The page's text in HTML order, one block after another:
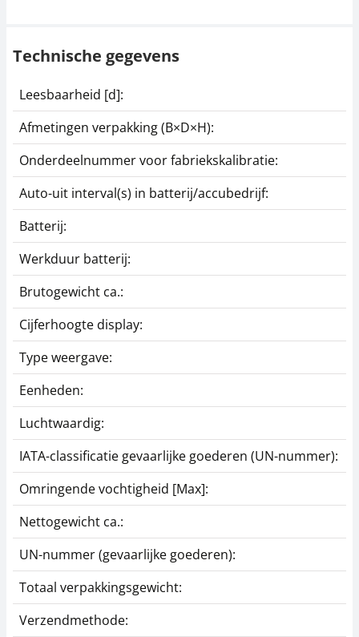
Technische gegevens
Leesbaarheid [d]:
Afmetingen verpakking (B×D×H):
Onderdeelnummer voor fabriekskalibratie:
Auto-uit interval(s) in batterij/accubedrijf:
Batterij:
Werkduur batterij:
Brutogewicht ca.:
Cijferhoogte display:
Type weergave:
Eenheden:
Luchtwaardig:
IATA-classificatie gevaarlijke goederen (UN-nummer):
Omringende vochtigheid [Max]:
Nettogewicht ca.:
UN-nummer (gevaarlijke goederen):
Totaal verpakkingsgewicht:
Verzendmethode: